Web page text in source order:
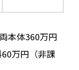
本体360万円
60万円（非課